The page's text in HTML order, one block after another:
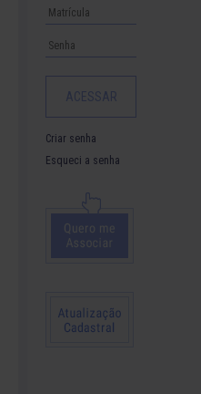
Criar senha
Esqueci a senha